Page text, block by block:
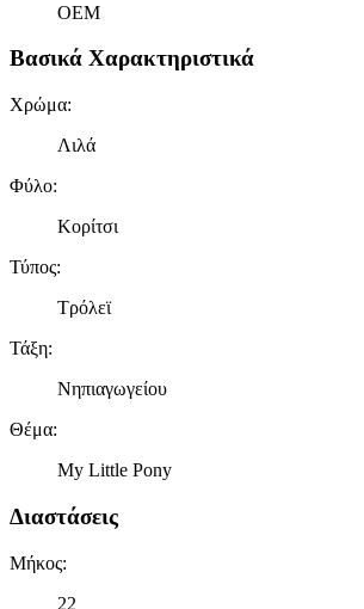
OEM
Βασικά Χαρακτηριστικά
Χρώμα:
Λιλά
Φύλο:
Κορίτσι
Τύπος:
Τρόλεϊ
Τάξη:
Νηπιαγωγείου
Θέμα:
My Little Pony
Διαστάσεις
Μήκος:
22